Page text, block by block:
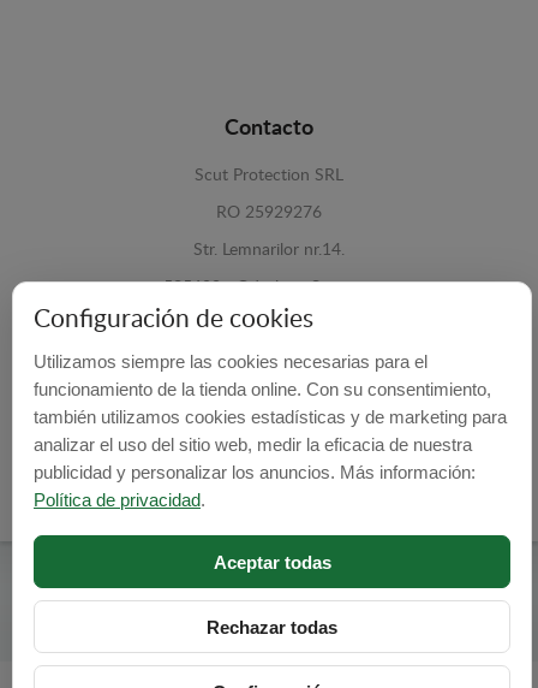
Contacto
Scut Protection SRL
RO 25929276
Str. Lemnarilor nr.14.
535600 - Odorheiu Secuiesc
Harghita, Romania
E-mail: info@cubrecarter.com
Site: www.cubrecarter.com
Cubre Carter -© 2026
Configuración de cookies
Utilizamos siempre las cookies necesarias para el
funcionamiento de la tienda online. Con su consentimiento,
también utilizamos cookies estadísticas y de marketing para
analizar el uso del sitio web, medir la eficacia de nuestra
publicidad y personalizar los anuncios. Más información:
Política de privacidad.
Aceptar todas
Rechazar todas